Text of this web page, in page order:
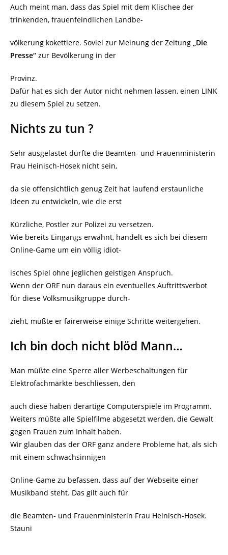
Auch meint man, dass das Spiel mit dem Klischee der
trinkenden, frauenfeindlichen Landbe-
völkerung kokettiere. Soviel zur Meinung der Zeitung „Die
Presse“ zur Bevölkerung in der
Provinz.
Dafür hat es sich der Autor nicht nehmen lassen, einen LINK
zu diesem Spiel zu setzen.
Nichts zu tun ?
Sehr ausgelastet dürfte die Beamten- und Frauenministerin
Frau Heinisch-Hosek nicht sein,
da sie offensichtlich genug Zeit hat laufend erstaunliche
Ideen zu entwickeln, wie die erst
Kürzliche, Postler zur Polizei zu versetzen.
Wie bereits Eingangs erwähnt, handelt es sich bei diesem
Online-Game um ein völlig idiot-
isches Spiel ohne jeglichen geistigen Anspruch.
Wenn der ORF nun daraus ein eventuelles Auftrittsverbot
für diese Volksmusikgruppe durch-
zieht, müßte er fairerweise einige Schritte weitergehen.
Ich bin doch nicht blöd Mann…
Man müßte eine Sperre aller Werbeschaltungen für
Elektrofachmärkte beschliessen, den
auch diese haben derartige Computerspiele im Programm.
Weiters müßte alle Spielfilme abgesetzt werden, die Gewalt
gegen Frauen zum Inhalt haben.
Wir glauben das der ORF ganz andere Probleme hat, als sich
mit einem schwachsinnigen
Online-Game zu befassen, dass auf der Webseite einer
Musikband steht. Das gilt auch für
die Beamten- und Frauenministerin Frau Heinisch-Hosek.
Stauni